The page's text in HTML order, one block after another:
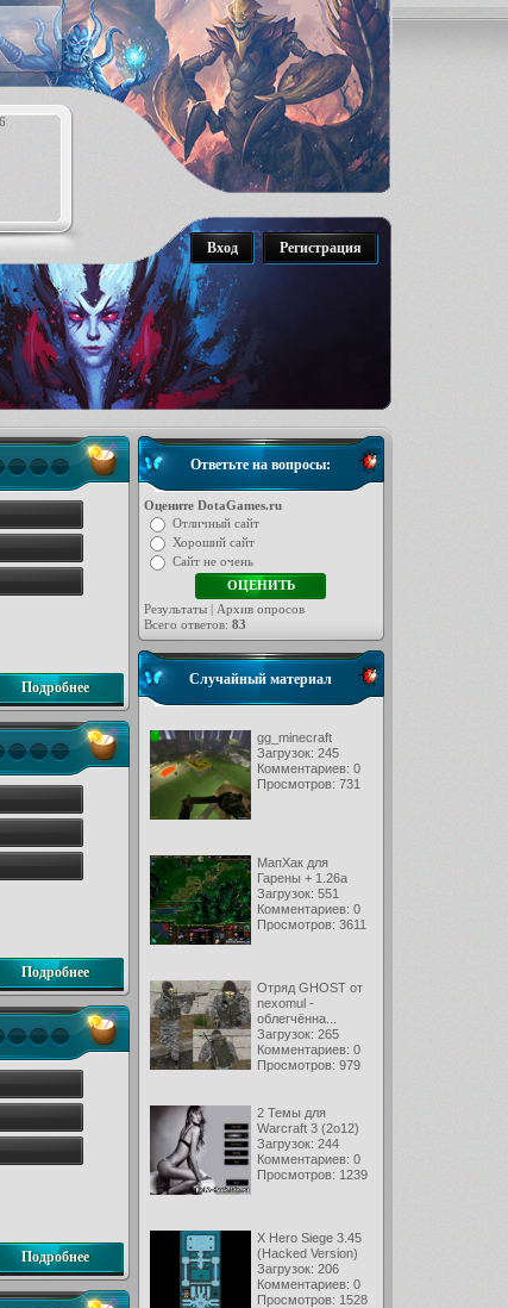
Регистрация
Вход
Подробнее
Подробнее
Подробнее
Ответьте на вопросы:
Оцените DotaGames.ru
Отличный сайт
Хороший сайт
Сайт не очень
Результаты| Архив опросов
Всего ответов: 83
Случайный материал
gg_minecraft
Загрузок: 245
Комментариев: 0
Просмотров: 731
МапХак для
Гарены + 1.26а
Загрузок: 551
Комментариев: 0
Просмотров: 3611
Отряд GHOST от
nexomul -
облегчённа...
Загрузок: 265
Комментариев: 0
Просмотров: 979
2 Темы для
Warcraft 3 (2o12)
Загрузок: 244
Комментариев: 0
Просмотров: 1239
X Hero Siege 3.45
(Hacked Version)
Загрузок: 206
Комментариев: 0
Просмотров: 1528